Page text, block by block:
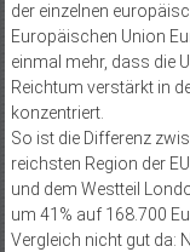
der einzelnen
Europäischen Union
einmal mehr, dass die
Reichtum verstärkt in
konzentriert.
So ist die Differenz
reichsten Region der
und dem Westteil
um 41% auf 168.700
Vergleich nicht gut da: